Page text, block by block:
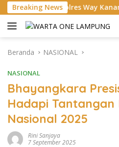
Langsung
ke
konten
Breaking News
Way Kanan Tekankan
Beranda NASIONAL
NASIONAL
Bhayangkara
Hadapi Tantangan
Nasional 2025
Rini Sanjaya
7 September 2025